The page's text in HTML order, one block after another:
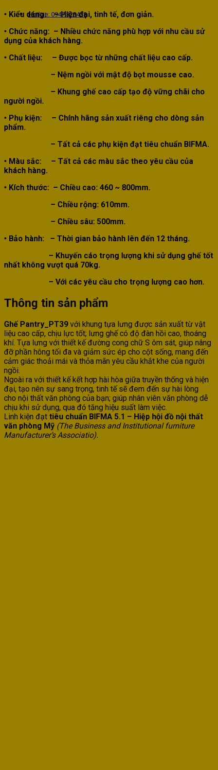
Hotline: 0947 323438
• Kiểu dáng:
– Hiện đại, tinh tế, đơn giản.
• Chức năng: – Nhiều chức năng phù hợp với nhu cầu sử
dụng của khách hàng.
• Chất liệu:
– Được bọc từ những chất liệu cao cấp.
– Nệm ngồi với mật độ bọt mousse cao.
– Khung ghế cao cấp tạo độ vững chãi cho
người ngồi.
• Phụ kiện:
– Chính hãng sản xuất riêng cho dòng sản
phẩm.
– Tất cả các phụ kiện đạt tiêu chuẩn BIFMA.
• Màu sắc:
– Tất cả các màu sắc theo yêu cầu của
khách hàng.
• Kích thước: – Chiều cao: 460 ~ 800mm.
– Chiều rộng: 610mm.
– Chiều sâu: 500mm.
• Bảo hành: – Thời gian bảo hành lên đến 12 tháng.
– Khuyến cáo trọng lượng khi sử dụng ghế tốt
nhất không vượt quá 70kg.
– Với các yêu cầu cho trọng lượng cao hơn.
Thông tin sản phẩm
Ghế Pantry_PT39 với khung tựa lưng được sản xuất từ vật
liệu cao cấp, chịu lực tốt; lưng ghế có độ đàn hồi cao, thoáng
khí. Tựa lưng với thiết kế đường cong chữ S ôm sát, giúp nâng
đỡ phần hông tối đa và giảm sức ép cho cột sống, mang đến
cảm giác thoải mái và thỏa mãn yêu cầu khắt khe của người
ngồi.
Ngoài ra với thiết kế kết hợp hài hòa giữa truyền thống và hiện
đại, tạo nên sự sang trọng, tinh tế sẽ đem đến sự hài lòng
cho nội thất văn phòng của bạn; giúp nhân viên văn phòng dễ
chịu khi sử dụng, qua đó tăng hiệu suất làm việc.
Linh kiện đạt tiêu chuẩn BIFMA 5.1 – Hiệp hội đồ nội thất
văn phòng Mỹ (The Business and Institutional furniture
Manufacturer’s Associatio).